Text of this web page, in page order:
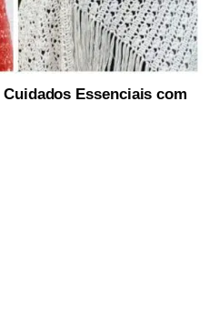
Essenciais com